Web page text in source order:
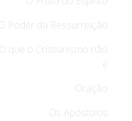
Poder da Ressurreição
O que o Cristianismo não
é
Oração
Os Apóstolos